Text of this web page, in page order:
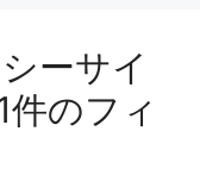
ーサイ
件のフィ